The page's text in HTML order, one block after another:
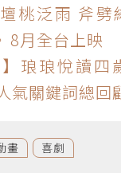
桃泛雨 斧劈
8月全台上映
琅琅悅讀四
氣關鍵詞總回
畫 喜劇